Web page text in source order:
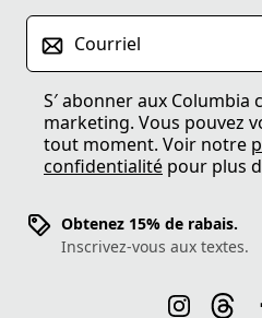
Courriel
S′ abonner aux Columbia
marketing. Vous pouvez
tout moment. Voir notre
confidentialité pour plus
Obtenez 15% de rabais.
Inscrivez-vous aux textes.